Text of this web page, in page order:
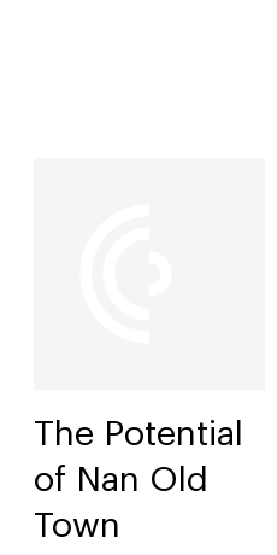
The Potential
of Nan Old
Town